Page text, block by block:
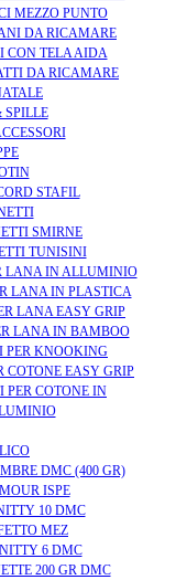
MEZZO PUNTO
DA RICAMARE
CON TELA AIDA
DA RICAMARE
SPILLE
STAFIL
SMIRNE
TUNISINI
LANA IN ALLUMINIO
LANA IN PLASTICA
LANA EASY GRIP
LANA IN BAMBOO
PER KNOOKING
COTONE EASY GRIP
PER COTONE IN
DMC (400 GR)
ISPE
10 DMC
MEZ
6 DMC
200 GR DMC